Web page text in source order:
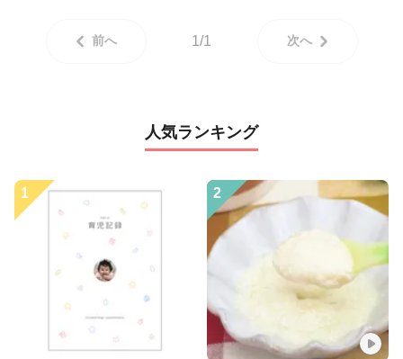
前へ 1/1 次へ
人気ランキング
1 2